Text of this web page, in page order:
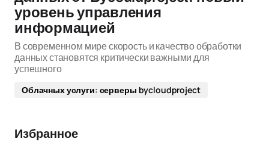
уровень управления
информацией
В современном мире скорость и качество обработки
данных становятся критически важными для
успешного
Облачных услуги: серверы bycloudproject
Избранное